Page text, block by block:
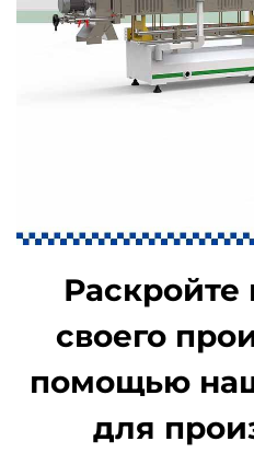
Раскройте
своего
помощью
для